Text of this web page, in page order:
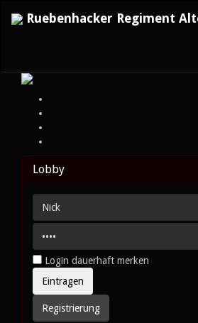
Ruebenhacker Regiment
Lobby
Login dauerhaft merken
Registrierung